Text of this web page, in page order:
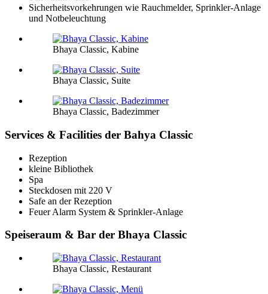
Sicherheitsvorkehrungen wie Rauchmelder, Sprinkler-Anlage
und Notbeleuchtung
Bhaya Classic, Kabine
Bhaya Classic, Suite
Bhaya Classic, Badezimmer
Services & Facilities der Bahya Classic
Rezeption
kleine Bibliothek
Spa
Steckdosen mit 220 V
Safe an der Rezeption
Feuer Alarm System & Sprinkler-Anlage
Speiseraum & Bar der Bhaya Classic
Bhaya Classic, Restaurant